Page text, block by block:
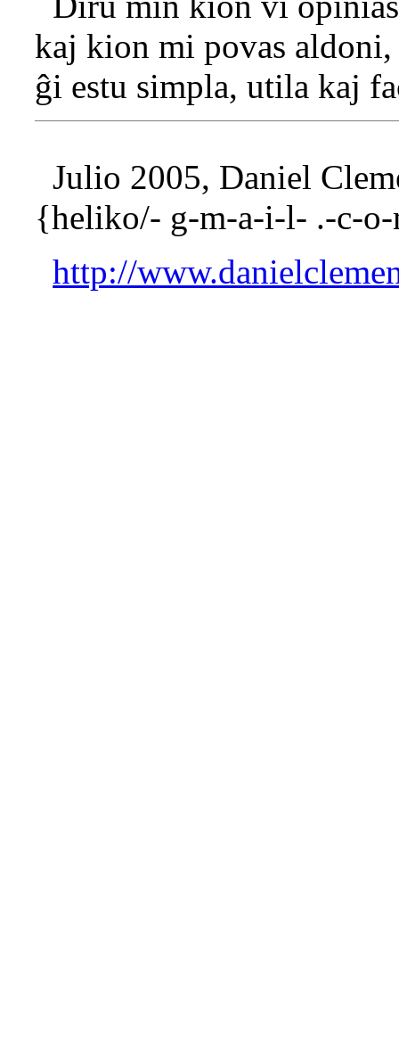
kaj kion mi povas
ĝi estu simpla, utila kaj
Julio 2005, Daniel
{heliko/- g-m-a-i-l- .-c-
http://